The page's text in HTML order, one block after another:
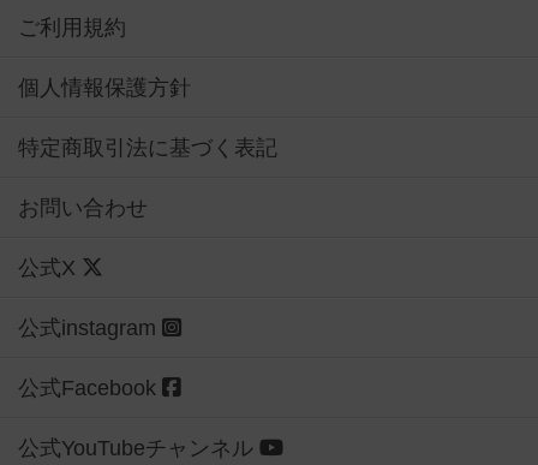
ご利用規約
個人情報保護方針
特定商取引法に基づく表記
お問い合わせ
公式X
公式instagram
公式Facebook
公式YouTubeチャンネル